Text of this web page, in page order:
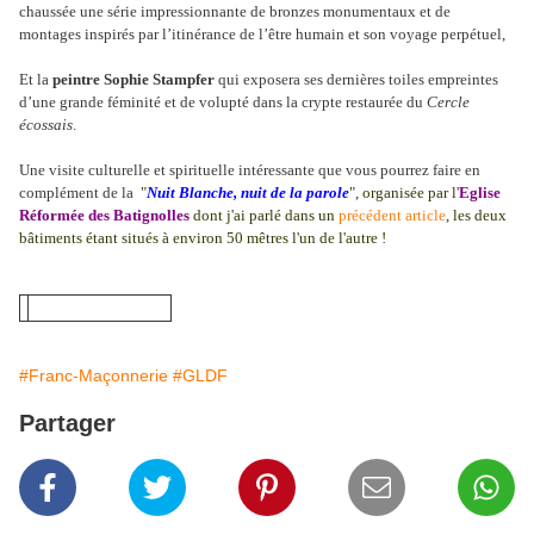
chaussée une série impressionnante de bronzes monumentaux et de
montages inspirés par l’itinérance de l’être humain et son voyage perpétuel,
Et la peintre Sophie Stampfer qui exposera ses dernières toiles empreintes
d’une grande féminité et de volupté dans la crypte restaurée du Cercle
écossais.
Une visite culturelle et spirituelle intéressante que vous pourrez faire en
complément de la "Nuit Blanche, nuit de la parole", organisée par l'Eglise
Réformée des Batignolles dont j'ai parlé dans un précédent article, les deux
bâtiments étant situés à environ 50 mêtres l'un de l'autre !
#Franc-Maçonnerie #GLDF
Partager